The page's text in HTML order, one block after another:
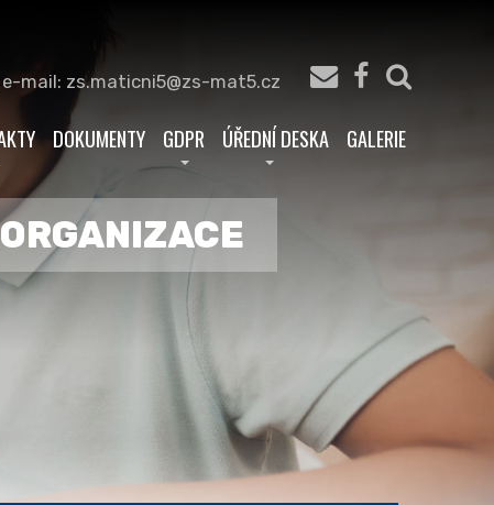
mail: zs.maticni5@zs-mat5.cz
DOKUMENTY GDPR ÚŘEDNÍ DESKA GALERIE